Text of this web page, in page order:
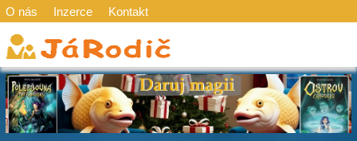
O nás Inzerce Kontakt